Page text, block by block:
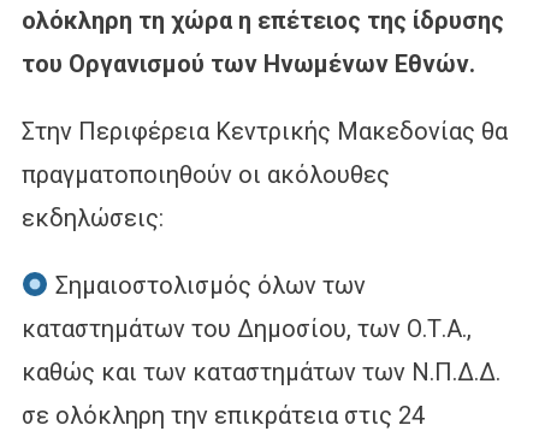
ολόκληρη τη χώρα η επέτειος της ίδρυσης
του Οργανισμού των Ηνωμένων Εθνών.
Στην Περιφέρεια Κεντρικής Μακεδονίας θα
πραγματοποιηθούν οι ακόλουθες
εκδηλώσεις:
Σημαιοστολισμός όλων των
καταστημάτων του Δημοσίου, των Ο.Τ.Α.,
καθώς και των καταστημάτων των Ν.Π.Δ.Δ.
σε ολόκληρη την επικράτεια στις 24